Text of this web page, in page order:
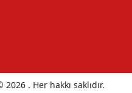
. Her hakkı saklıdır.